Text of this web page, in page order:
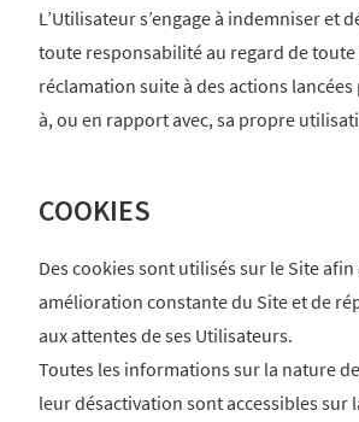
L’Utilisateur s’engage à indemniser et
toute responsabilité au regard de
réclamation suite à des actions
à, ou en rapport avec, sa propre
COOKIES
Des cookies sont utilisés sur le Site
amélioration constante du Site et de
aux attentes de ses Utilisateurs.
Toutes les informations sur la nature
leur désactivation sont accessibles sur